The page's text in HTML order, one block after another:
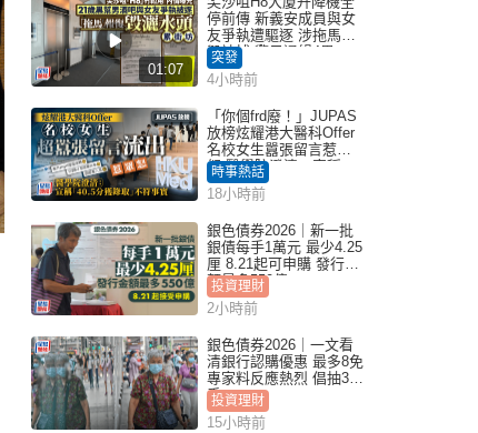
01:07
停前傳 新義安成員與女
友爭執遭驅逐 涉拖馬刑
毀被捕 警另通緝4男
突發
4小時前
「你個frd廢！」JUPAS
放榜炫耀港大醫科Offer
名校女生囂張留言惹眾
怒 醫學院澄清：宣稱
「40.5分獲錄取」不符事
實｜Juicy叮
時事熱話
18小時前
銀色債券2026｜新一批
銀債每手1萬元 最少4.25
厘 8.21起可申購 發行金
額最多550億
投資理財
2小時前
銀色債券2026｜一文看
清銀行認購優惠 最多8免
專家料反應熱烈 倡抽30
手
投資理財
15小時前